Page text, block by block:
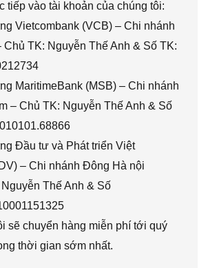
tiếp vào tài khoản của chúng tôi:
Vietcombank (VCB) – Chi nhánh
Chủ TK: Nguyễn Thế Anh & Số TK:
MaritimeBank (MSB) – Chi nhánh
– Chủ TK: Nguyễn Thế Anh & Số
Đầu tư và Phát triển Việt
– Chi nhánh Đông Hà nội
Thế Anh & Số
sẽ chuyển hàng miễn phí tới quý
thời gian sớm nhất.